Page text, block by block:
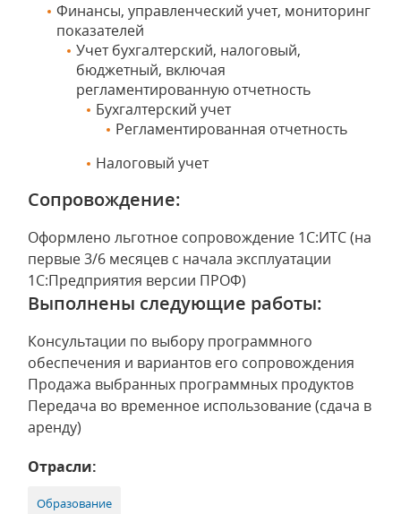
Финансы, управленческий учет, мониторинг
показателей
Учет бухгалтерский, налоговый,
бюджетный, включая
регламентированную отчетность
Бухгалтерский учет
Регламентированная отчетность
Налоговый учет
Сопровождение:
Оформлено льготное сопровождение 1С:ИТС (на
первые 3/6 месяцев с начала эксплуатации
1С:Предприятия версии ПРОФ)
Выполнены следующие работы:
Консультации по выбору программного
обеспечения и вариантов его сопровождения
Продажа выбранных программных продуктов
Передача во временное использование (сдача в
аренду)
Отрасли:
Образование